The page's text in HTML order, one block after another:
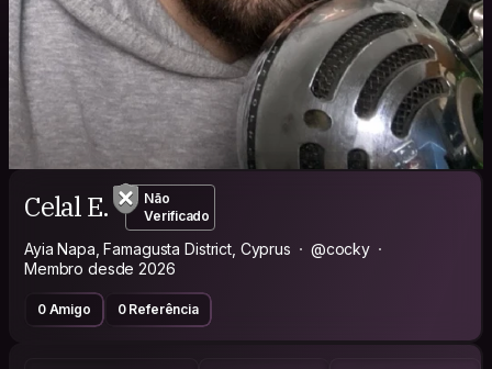
Celal E.
Não
Verificado
Ayia Napa, Famagusta District, Cyprus
@cocky
Membro desde 2026
0 Amigo 0 Referência